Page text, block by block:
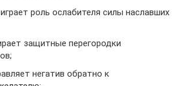
роль ослабителя силы наславших
защитные перегородки
негатив обратно к